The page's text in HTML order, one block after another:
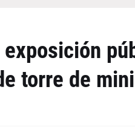
exposición
torre de